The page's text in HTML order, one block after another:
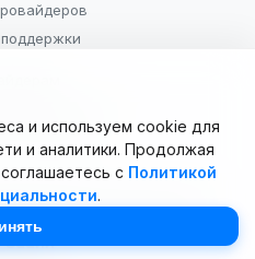
Долматова В.В.). Все права
и используем cookie для
и аналитики. Продолжая
с Политикой
.